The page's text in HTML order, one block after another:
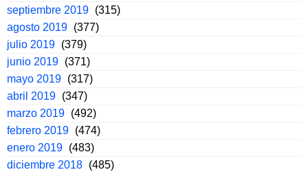
septiembre 2019 (315)
agosto 2019 (377)
julio 2019 (379)
junio 2019 (371)
mayo 2019 (317)
abril 2019 (347)
marzo 2019 (492)
febrero 2019 (474)
enero 2019 (483)
diciembre 2018 (485)